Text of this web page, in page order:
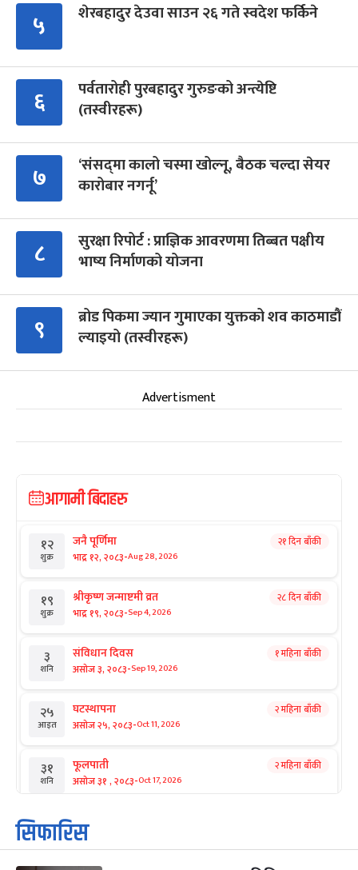
५ शेरबहादुर देउवा साउन २६ गते स्वदेश फर्किने
६
पर्वतारोही पुरबहादुर गुरुङको अन्त्येष्टि
(तस्वीरहरू)
७
‘संसद्‍मा कालो चस्मा खोल्नू, बैठक चल्दा सेयर
कारोबार नगर्नू’
८
सुरक्षा रिपोर्ट : प्राज्ञिक आवरणमा तिब्बत पक्षीय
भाष्य निर्माणको योजना
९
ब्रोड पिकमा ज्यान गुमाएका युक्तको शव काठमाडौं
ल्याइयो (तस्वीरहरू)
Advertisment
आगामी बिदाहरु
१२
शुक्र
जनै पूर्णिमा
भाद्र १२, २०८३-Aug 28, 2026
२१ दिन बाँकी
१९
शुक्र
श्रीकृष्ण जन्माष्टमी व्रत
भाद्र १९, २०८३-Sep 4, 2026
२८ दिन बाँकी
३
शनि
संविधान दिवस
असोज ३, २०८३-Sep 19, 2026
१ महिना बाँकी
२५
आइत
घटस्थापना
असोज २५, २०८३-Oct 11, 2026
२ महिना बाँकी
३१
शनि
फूलपाती
असोज ३१ , २०८३-Oct 17, 2026
२ महिना बाँकी
१
आइत
कार्तिक सङ्क्रान्ति
कार्तिक १, २०८३
सिफारिस